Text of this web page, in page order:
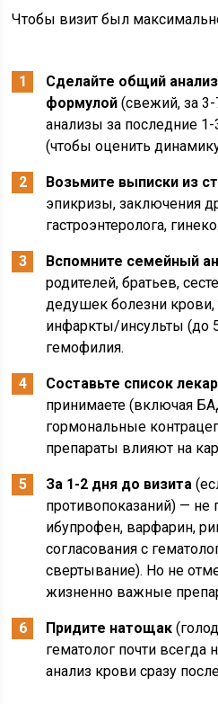
Чтобы визит был
Сделайте общий
формулой (свежий, за
анализы за последние
(чтобы оценить
Возьмите выписки из
эпикризы, заключения
гастроэнтеролога,
Вспомните семейный
родителей, братьев,
дедушек болезни
инфаркты/инсульты (до
гемофилия.
Составьте список
принимаете (включая
гормональные
препараты влияют на
За 1-2 дня до визита
противопоказаний) — не
ибупрофен, варфарин,
согласования с
свертывание). Но не
жизненно важные
Придите натощак
гематолог почти всегда
анализ крови сразу